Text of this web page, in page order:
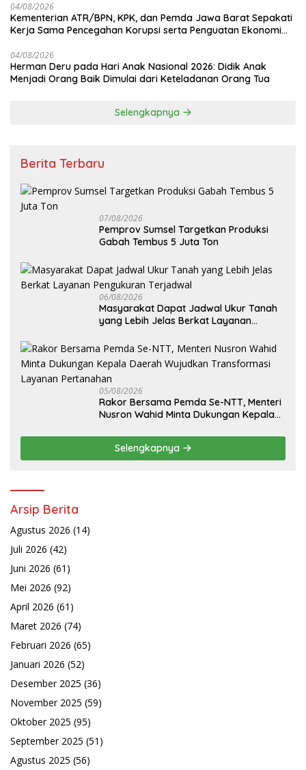
04/08/2026
Kementerian ATR/BPN, KPK, dan Pemda Jawa Barat Sepakati
Kerja Sama Pencegahan Korupsi serta Penguatan Ekonomi
04/08/2026
Herman Deru pada Hari Anak Nasional 2026: Didik Anak
Menjadi Orang Baik Dimulai dari Keteladanan Orang Tua
Selengkapnya
Berita Terbaru
07/08/2026
Pemprov Sumsel Targetkan Produksi
Gabah Tembus 5 Juta Ton
06/08/2026
Masyarakat Dapat Jadwal Ukur Tanah
yang Lebih Jelas Berkat Layanan
05/08/2026
Rakor Bersama Pemda Se-NTT, Menteri
Nusron Wahid Minta Dukungan Kepala
Layanan Pertanahan
Selengkapnya
Arsip Berita
Agustus 2026 (14)
Juli 2026 (42)
Juni 2026 (61)
Mei 2026 (92)
April 2026 (61)
Maret 2026 (74)
Februari 2026 (65)
Januari 2026 (52)
Desember 2025 (36)
November 2025 (59)
Oktober 2025 (95)
September 2025 (51)
Agustus 2025 (56)